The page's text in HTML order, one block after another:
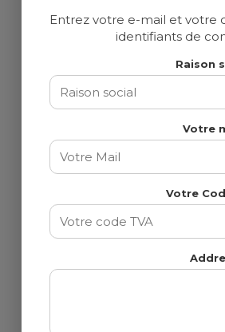
Entrez votre e-mail et votre
identifiants de
Raison
Votre
Votre